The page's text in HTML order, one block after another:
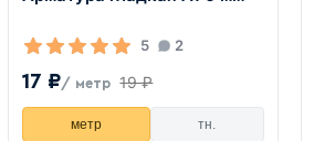
5 2
17 ₽/ метр 19 ₽
метр тн.